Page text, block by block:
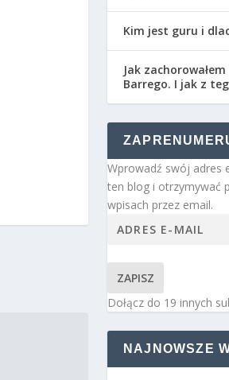
Kim jest guru i
Jak
Barrego. I jak z
Wprowadź swój adres
ten blog i otrzymywać
wpisach przez email.
ZAPISZ
Dołącz do 19 innych
NAJNOWSZE